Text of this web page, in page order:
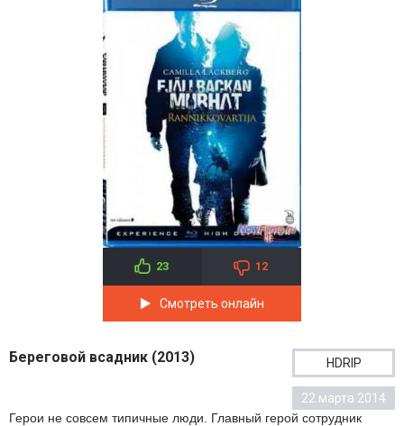
23 12
Смотреть онлайн
Береговой всадник (2013) HDRIP
22 марта 2014
Герои не совсем типичные люди. Главный герой сотрудник